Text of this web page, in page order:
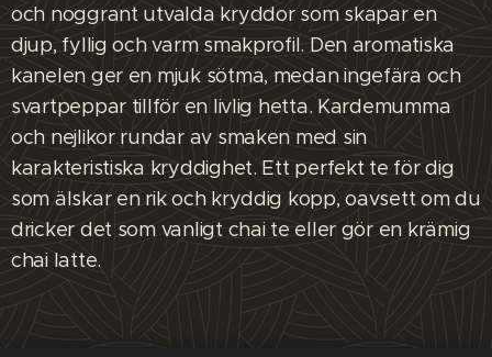
och noggrant utvalda kryddor som skapar en
djup, fyllig och varm smakprofil. Den aromatiska
kanelen ger en mjuk sötma, medan ingefära och
svartpeppar tillför en livlig hetta. Kardemumma
och nejlikor rundar av smaken med sin
karakteristiska kryddighet. Ett perfekt te för dig
som älskar en rik och kryddig kopp, oavsett om du
dricker det som vanligt chai te eller gör en krämig
chai latte.